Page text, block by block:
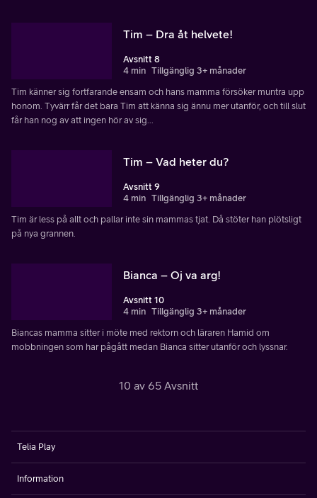
Tim – Dra åt helvete!
Avsnitt 8
4 min Tillgänglig 3+ månader
Tim känner sig fortfarande ensam och hans mamma försöker muntra upp
honom. Tyvärr får det bara Tim att känna sig ännu mer utanför, och till slut
får han nog av att ingen hör av sig...
Tim – Vad heter du?
Avsnitt 9
4 min Tillgänglig 3+ månader
Tim är less på allt och pallar inte sin mammas tjat. Då stöter han plötsligt
på nya grannen.
Bianca – Oj va arg!
Avsnitt 10
4 min Tillgänglig 3+ månader
Biancas mamma sitter i möte med rektorn och läraren Hamid om
mobbningen som har pågått medan Bianca sitter utanför och lyssnar.
10 av 65 Avsnitt
Telia Play
Information